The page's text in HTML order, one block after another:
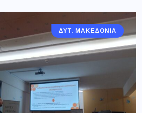
ΔΥΤ. ΜΑΚΕΔΟΝΙΑ